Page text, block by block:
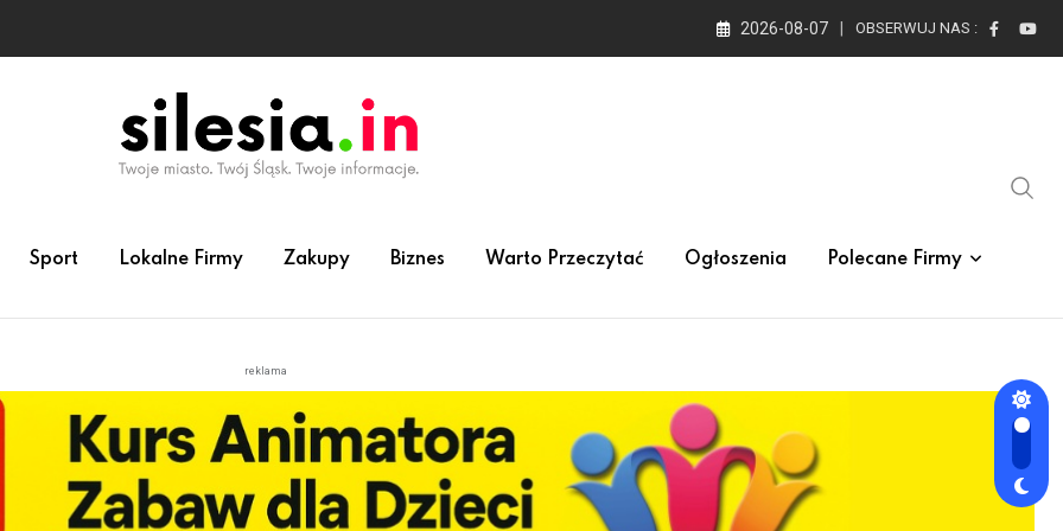
2026-08-07 OBSERWUJ NAS :
Sport Lokalne Firmy Zakupy Biznes Warto Przeczytać Ogłoszenia Polecane Firmy
reklama